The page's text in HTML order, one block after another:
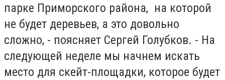
парке Приморского района, на которой
не будет деревьев, а это довольно
сложно, - поясняет Сергей Голубков. - На
следующей неделе мы начнем искать
место для скейт-площадки, которое будет